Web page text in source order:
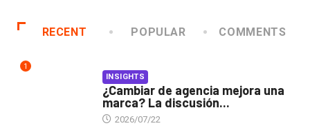
RECENT POPULAR COMMENTS
1
INSIGHTS
¿Cambiar de agencia mejora una
marca? La discusión...
2026/07/22